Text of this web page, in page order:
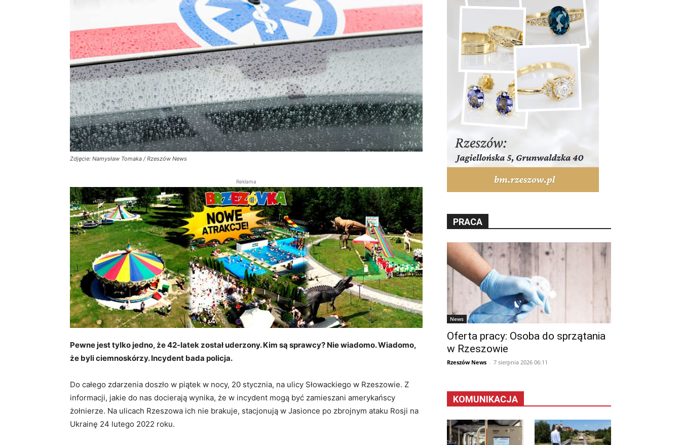
Zdjęcie: Namysław Tomaka / Rzeszów News
Reklama
Pewne jest tylko jedno, że 42-latek został uderzony. Kim są sprawcy? Nie wiadomo. Wiadomo,
że byli ciemnoskórzy. Incydent bada policja.
Do całego zdarzenia doszło w piątek w nocy, 20 stycznia, na ulicy Słowackiego w Rzeszowie. Z
informacji, jakie do nas docierają wynika, że w incydent mogą być zamieszani amerykańscy
żołnierze. Na ulicach Rzeszowa ich nie brakuje, stacjonują w Jasionce po zbrojnym ataku Rosji na
Ukrainę 24 lutego 2022 roku.
PRACA
News
Oferta pracy: Osoba do sprzątania
w Rzeszowie
Rzeszów News - 7 sierpnia 2026 06:11
KOMUNIKACJA